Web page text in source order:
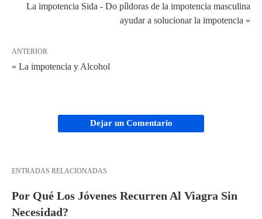
La impotencia Sida - Do píldoras de la impotencia masculina
ayudar a solucionar la impotencia »
ANTERIOR
« La impotencia y Alcohol
Dejar un Comentario
ENTRADAS RELACIONADAS
Por Qué Los Jóvenes Recurren Al Viagra Sin
Necesidad?